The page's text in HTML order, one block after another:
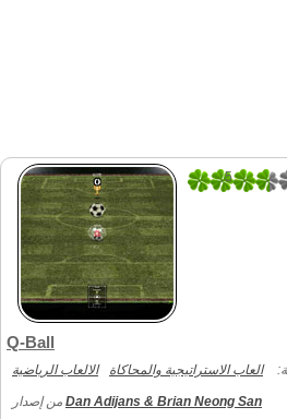
5
Q-Ball
العاب الاستراتيجية والمحاكاة الالعاب الرياضية
Dan Adijans & Brian Neong San